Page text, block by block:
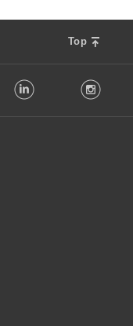
Top
LinkedIn